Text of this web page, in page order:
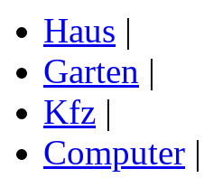
Haus |
Garten |
Kfz |
Computer |